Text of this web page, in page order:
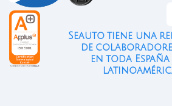
Seauto tiene una
de
en toda España